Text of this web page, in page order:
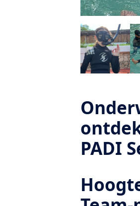
PADI